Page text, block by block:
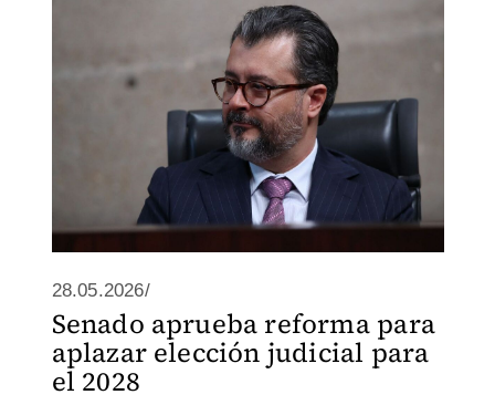
28.05.2026/
Senado aprueba reforma para
aplazar elección judicial para
el 2028